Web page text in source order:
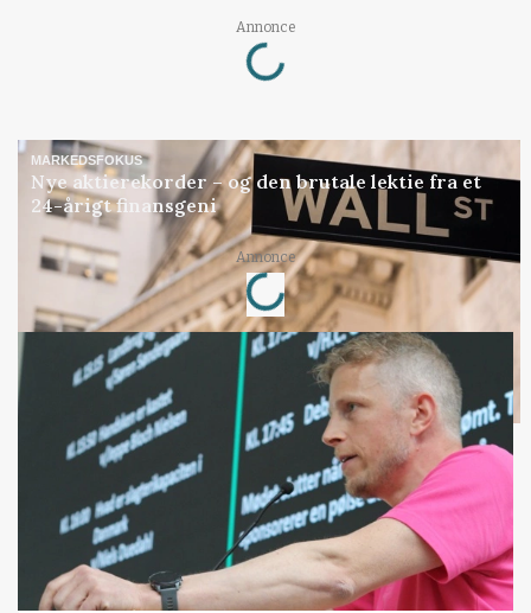
Annonce
Loading...
MARKEDSFOKUS
Nye aktierekorder – og den brutale lektie fra et
24-årigt finansgeni
Annonce
Loading...